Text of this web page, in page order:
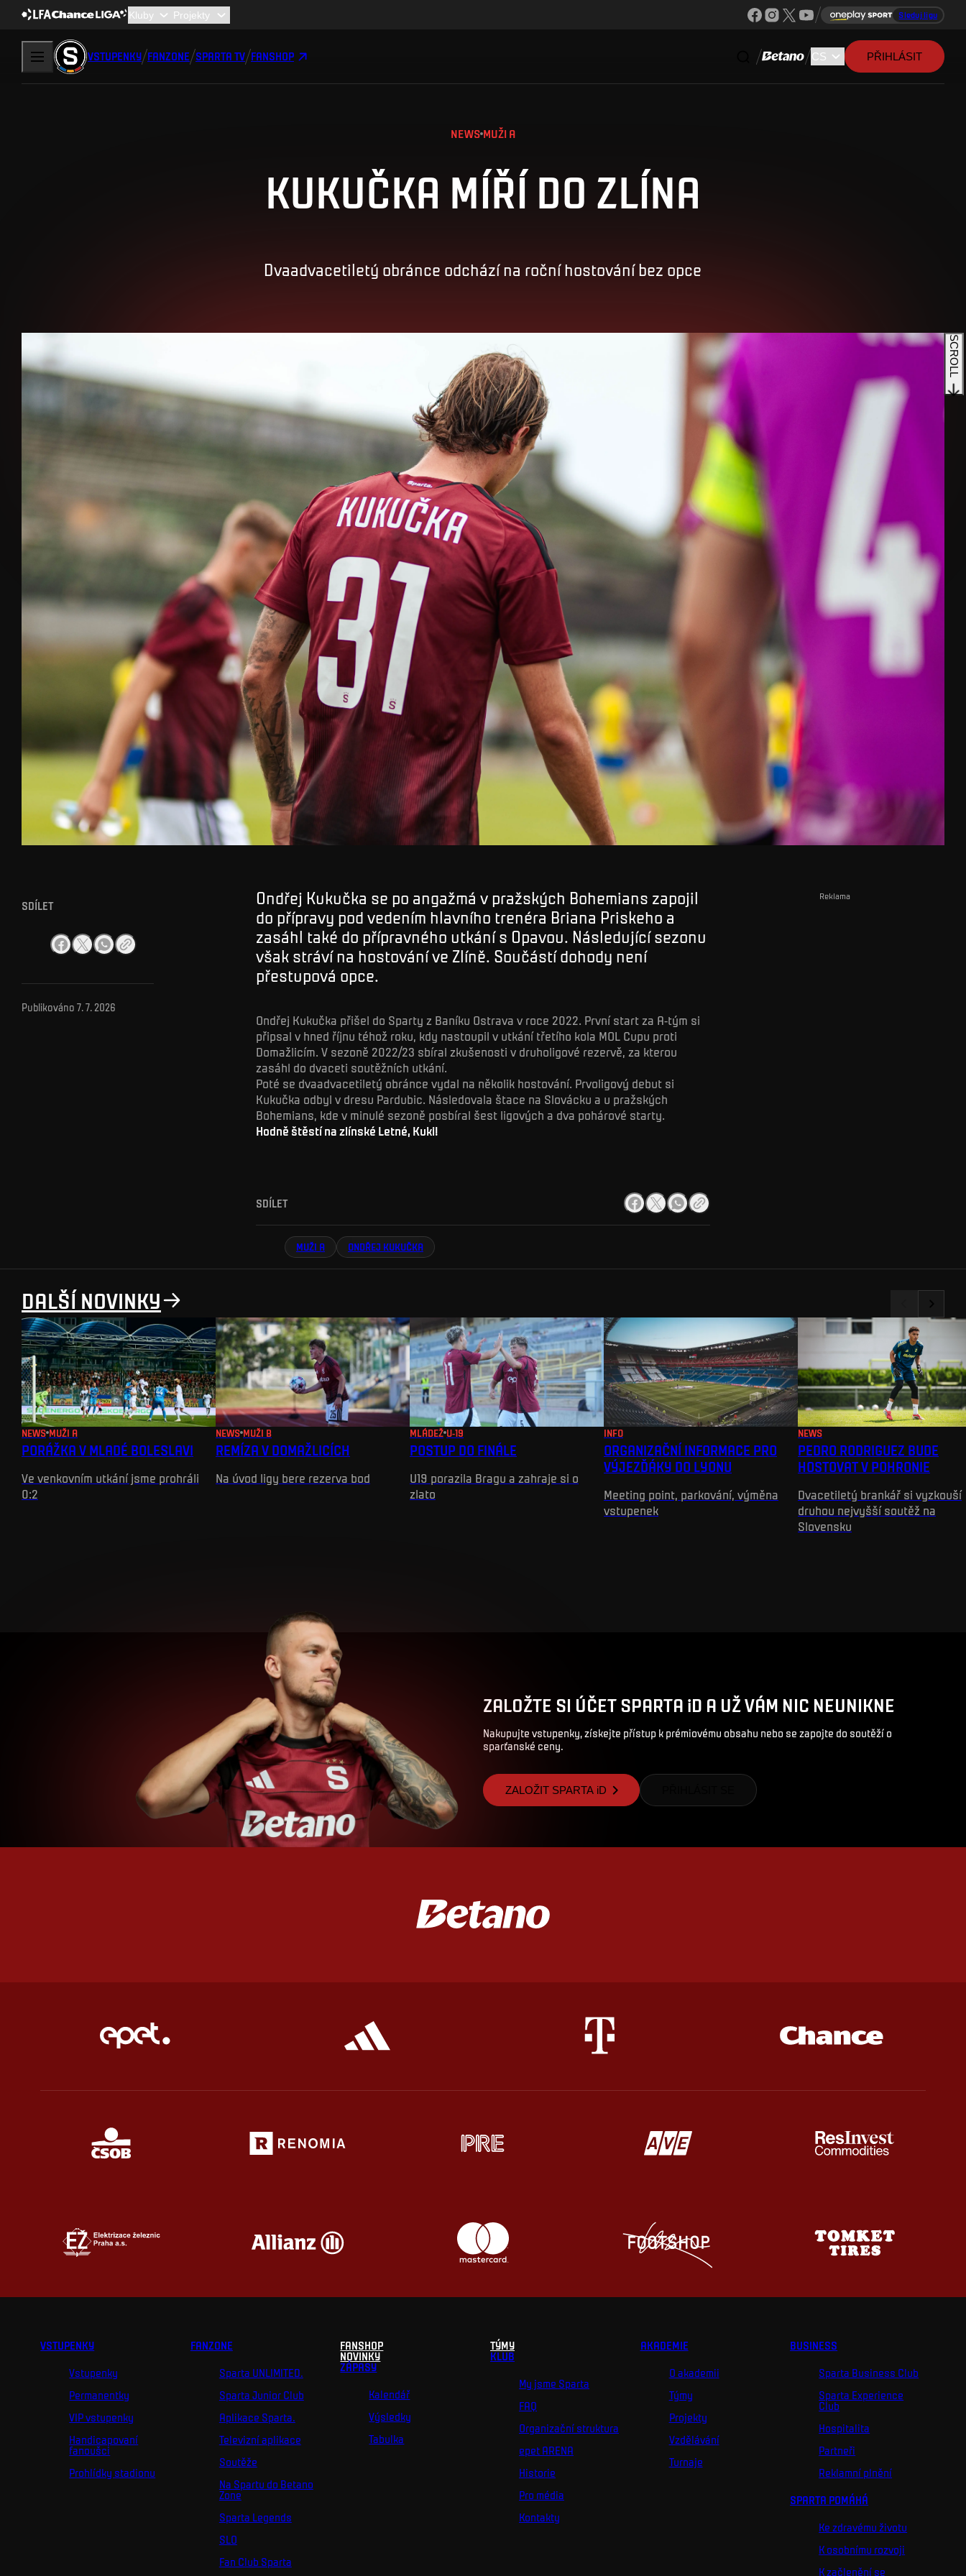
Sleduj ligu
VSTUPENKY FANZONE SPARTA TV FANSHOP PŘIHLÁSIT
NEWS MUŽI A
KUKUČKA MÍŘÍ DO ZLÍNA
Dvaadvacetiletý obránce odchází na roční hostování bez opce
SCROLL
SDÍLET
Publikováno 7. 7. 2026
Ondřej Kukučka se po angažmá v pražských Bohemians zapojil
do přípravy pod vedením hlavního trenéra Briana Priskeho a
zasáhl také do přípravného utkání s Opavou. Následující sezonu
však stráví na hostování ve Zlíně. Součástí dohody není
přestupová opce.
Ondřej Kukučka přišel do Sparty z Baníku Ostrava v roce 2022. První start za A-tým si
připsal v hned říjnu téhož roku, kdy nastoupil v utkání třetího kola MOL Cupu proti
Domažlicím. V sezoně 2022/23 sbíral zkušenosti v druholigové rezervě, za kterou
zasáhl do dvaceti soutěžních utkání.
Poté se dvaadvacetiletý obránce vydal na několik hostování. Prvoligový debut si
Kukučka odbyl v dresu Pardubic. Následovala štace na Slovácku a u pražských
Bohemians, kde v minulé sezoně posbíral šest ligových a dva pohárové starty.
Hodně štěstí na zlínské Letné, Kuki!
SDÍLET
MUŽI A ONDŘEJ KUKUČKA
Reklama
DALŠÍ NOVINKY
NEWS MUŽI A
PORÁŽKA V MLADÉ BOLESLAVI
Ve venkovním utkání jsme prohráli
0:2
NEWS MUŽI B
REMÍZA V DOMAŽLICÍCH
Na úvod ligy bere rezerva bod
MLÁDEŽ U-19
POSTUP DO FINÁLE
U19 porazila Bragu a zahraje si o
zlato
INFO
ORGANIZAČNÍ INFORMACE PRO
VÝJEZĎÁKY DO LYONU
Meeting point, parkování, výměna
vstupenek
NEWS
PEDRO RODRIGUEZ BUDE
HOSTOVAT V POHRONIE
Dvacetiletý brankář si vyzkouší
druhou nejvyšší soutěž na
Slovensku
ZALOŽTE SI ÚČET SPARTA iD A UŽ VÁM NIC NEUNIKNE
Nakupujte vstupenky, získejte přístup k prémiovému obsahu nebo se zapojte do soutěží o
sparťanské ceny.
ZALOŽIT SPARTA iD
VSTUPENKY
Vstupenky
Permanentky
VIP vstupenky
Handicapovaní
fanoušci
Prohlídky stadionu
FANZONE
Sparta UNLIMITED.
Sparta Junior Club
Aplikace Sparta.
Televizní aplikace
Soutěže
Na Spartu do Betano
Zone
Sparta Legends
SLO
Fan Club Sparta
FANSHOP
NOVINKY
ZÁPASY
Kalendář
Výsledky
Tabulka
TÝMY
KLUB
My jsme Sparta
FAQ
Organizační struktura
epet ARENA
Historie
Pro média
Kontakty
AKADEMIE
O akademii
Týmy
Projekty
Vzdělávání
Turnaje
BUSINESS
Sparta Business Club
Sparta Experience
Club
Hospitalita
Partneři
Reklamní plnění
SPARTA POMÁHÁ
Ke zdravému životu
K osobnímu rozvoji
K začlenění se